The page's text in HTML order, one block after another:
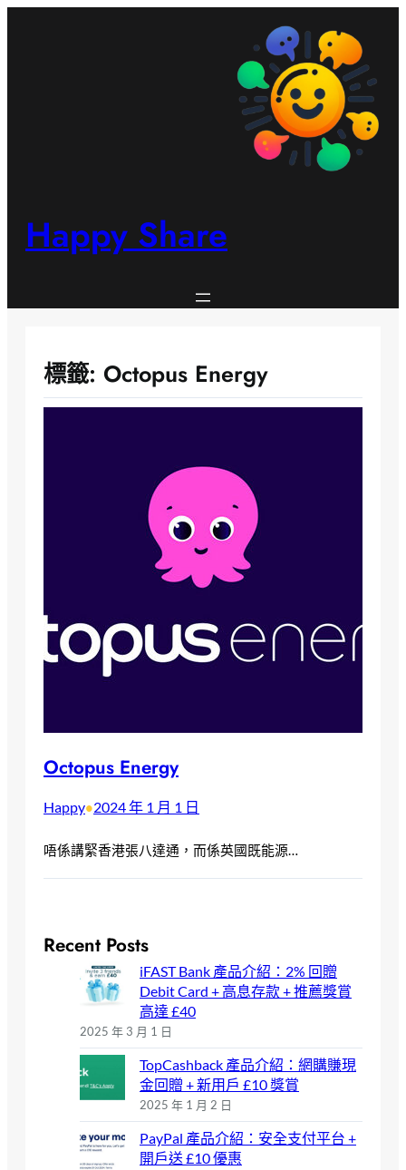
Happy Share
標籤: Octopus Energy
Octopus Energy
Happy•2024 年 1 月 1 日
唔係講緊香港張八達通，而係英國既能源…
Recent Posts
iFAST Bank 產品介紹：2% 回贈
Debit Card + 高息存款 + 推薦獎賞
高達 £40
2025 年 3 月 1 日
TopCashback 產品介紹：網購賺現
金回贈 + 新用戶 £10 獎賞
2025 年 1 月 2 日
PayPal 產品介紹：安全支付平台 +
開戶送 £10 優惠